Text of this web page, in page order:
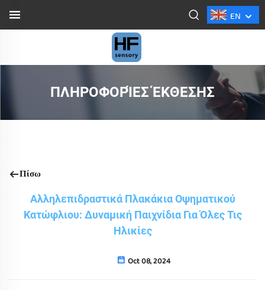
EN
ΠΛΗΡΟΦΟΡΊΕΣ ΈΚΘΕΣΗΣ
Πίσω
Αλληλεπιδραστικά Πλακάκια Οψηματικού
Κατώφλιου: Δυναμική Παιχνίδια Για Όλες Τις
Ηλικίες
Oct 08, 2024